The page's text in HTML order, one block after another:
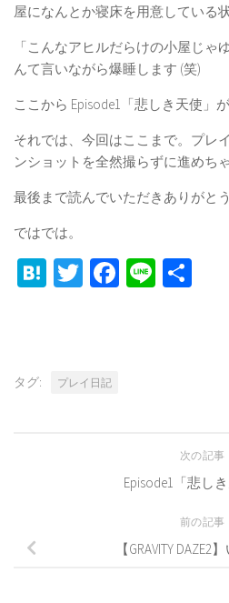
屋になんとか寝床を用意している
「こんなアヒルだらけの小屋じゃ
んて言いながら爆睡します (笑)
ここから Episode1「悲しき天使」
それでは、今回はここまで。プレ
ンショットを全然撮らずに進めち
最後まで読んでいただきありがと
ではでは。
Hatena
TwitterFacebook
Line
タグ: プレイ日記
次の記事
Episode1「悲しき
前の記事
【GRAVITY